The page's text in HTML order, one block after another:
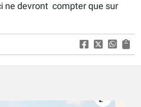
ne devront compter que sur